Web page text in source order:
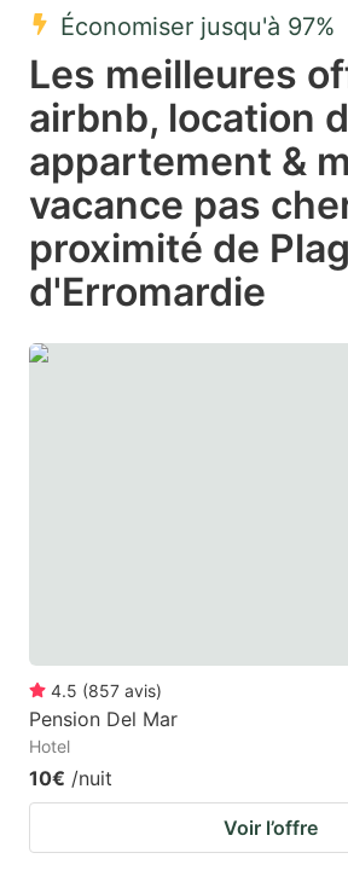
select
date.
Press
question
mark
key
a
Économiser jusqu'à 97%
Les meilleures
airbnb, location
appartement &
vacance pas
proximité de
d'Erromardie
4.5 (857 avis)
Pension Del Mar
Hotel
10€ /nuit
Voir l’offre